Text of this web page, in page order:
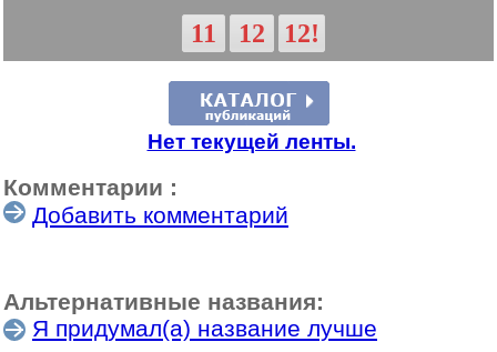
11
12 12!
Нет текущей ленты.
Комментарии :
Добавить комментарий
Альтернативные названия:
Я придумал(а) название лучше